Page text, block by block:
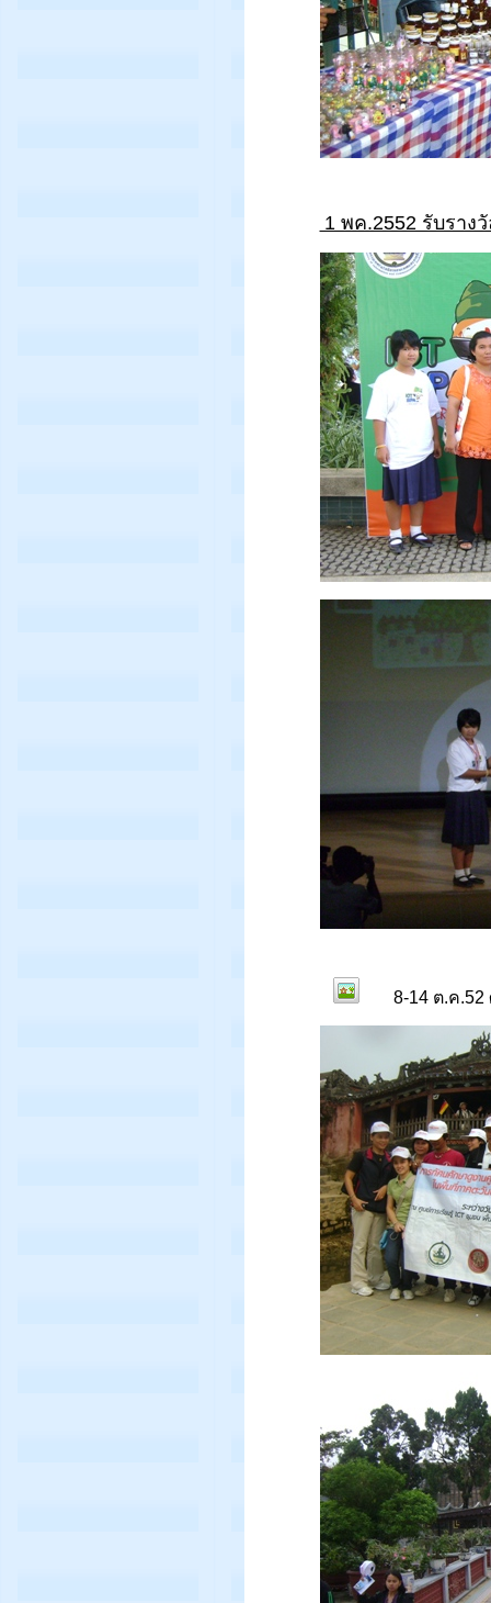
1 พค.2552 รับราง
8-14 ต.ค.52 ศู